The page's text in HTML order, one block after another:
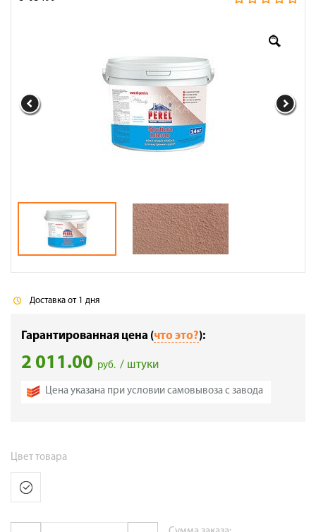
Контакты
Доставка от 1 дня
Гарантированная цена (что это?):
2 011.00 руб. / штуки
Цена указана при условии самовывоза с завода
Цвет товара